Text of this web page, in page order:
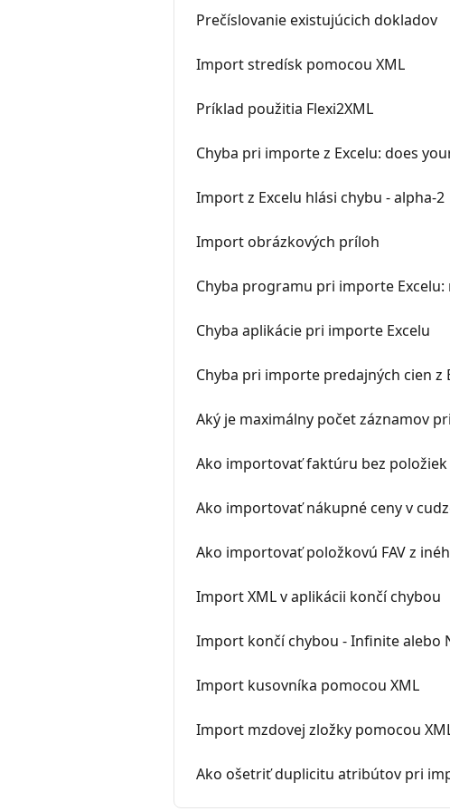
Prečíslovanie existujúcich dokladov
Import stredísk pomocou XML
Príklad použitia Flexi2XML
Chyba pri importe z Excelu: does
Import z Excelu hlási chybu - alpha-2
Import obrázkových príloh
Chyba programu pri importe
Chyba aplikácie pri importe Excelu
Chyba pri importe predajných cien z
Aký je maximálny počet záznamov
Ako importovať faktúru bez položiek
Ako importovať nákupné ceny v
Ako importovať položkovú FAV z
Import XML v aplikácii končí chybou
Import končí chybou - Infinite alebo
Import kusovníka pomocou XML
Import mzdovej zložky pomocou
Ako ošetriť duplicitu atribútov pri